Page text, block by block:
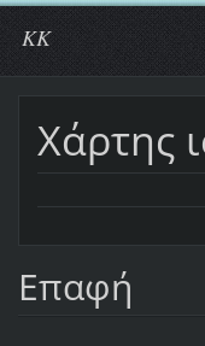
KK
Χάρτης
Επαφή